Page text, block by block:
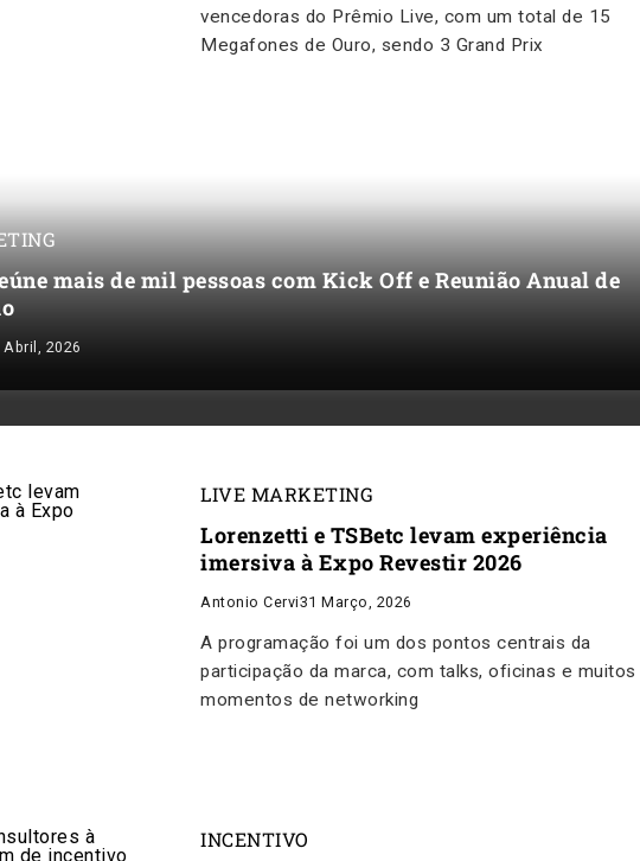
vencedoras do Prêmio Live, com um total de 15
Megafones de Ouro, sendo 3 Grand Prix
mais de mil pessoas com Kick Off e Reunião Anual de
Abril, 2026
LIVE MARKETING
Lorenzetti e TSBetc levam experiência
imersiva à Expo Revestir 2026
Antonio Cervi31 Março, 2026
A programação foi um dos pontos centrais da
participação da marca, com talks, oficinas e muitos
momentos de networking
INCENTIVO